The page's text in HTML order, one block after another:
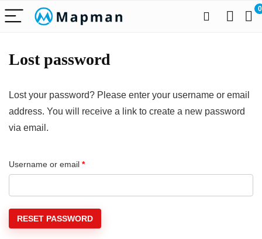
0
Lost password
Lost your password? Please enter your username or email
address. You will receive a link to create a new password
via email.
Username or email *Required
RESET PASSWORD